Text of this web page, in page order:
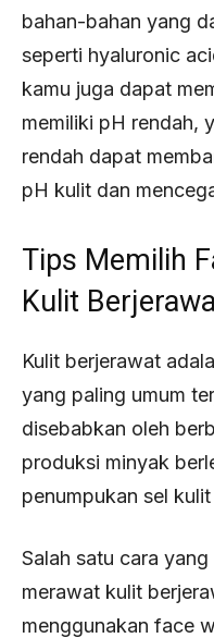
bahan-bahan yang
seperti hyaluronic
kamu juga dapat
memiliki pH rendah,
rendah dapat
pH kulit dan
Tips Memilih
Kulit
Kulit berjerawat
yang paling umum
disebabkan oleh
produksi minyak
penumpukan sel kulit
Salah satu cara
merawat kulit
menggunakan face